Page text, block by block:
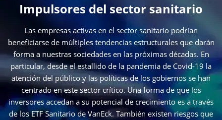
Impulsores del sector sanitario
Las empresas activas en el sector sanitario podrían
beneficiarse de múltiples tendencias estructurales que darán
forma a nuestras sociedades en las próximas décadas. En
particular, desde el estallido de la pandemia de Covid-19 la
atención del público y las políticas de los gobiernos se han
centrado en este sector crítico. Una forma de que los
inversores accedan a su potencial de crecimiento es a través
de los ETF Sanitario de VanEck. También existen riesgos que